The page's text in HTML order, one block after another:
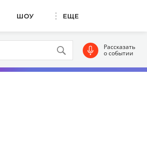
ШОУ ЕЩЕ
Рассказать
о событии